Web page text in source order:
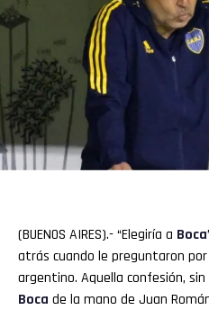
(BUENOS AIRES).- “Elegiría a Boca
atrás cuando le preguntaron
argentino. Aquella confesión,
Boca de la mano de Juan